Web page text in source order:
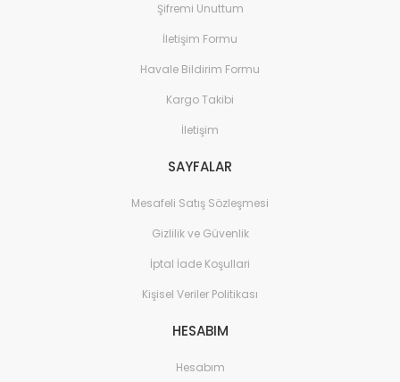
Şifremi Unuttum
İletişim Formu
Havale Bildirim Formu
Kargo Takibi
İletişim
SAYFALAR
Mesafeli Satış Sözleşmesi
Gizlilik ve Güvenlik
İptal İade Koşullari
Kişisel Veriler Politikası
HESABIM
Hesabım